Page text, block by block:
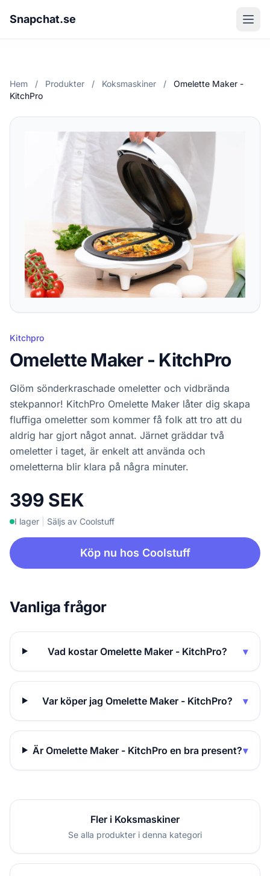
Snapchat.se
Hem / Produkter / Koksmaskiner /
Omelette Maker -
KitchPro
Kitchpro
Omelette Maker - KitchPro
Glöm sönderkraschade omeletter och vidbrända
stekpannor! KitchPro Omelette Maker låter dig skapa
fluffiga omeletter som kommer få folk att tro att du
aldrig har gjort något annat. Järnet gräddar två
omeletter i taget, är enkelt att använda och
omeletterna blir klara på några minuter.
399 SEK
I lager Säljs av Coolstuff
Köp nu hos Coolstuff
Vanliga frågor
Vad kostar Omelette Maker - KitchPro? ▾
Var köper jag Omelette Maker - KitchPro? ▾
Är Omelette Maker - KitchPro en bra present?▾
Fler i Koksmaskiner
Se alla produkter i denna kategori